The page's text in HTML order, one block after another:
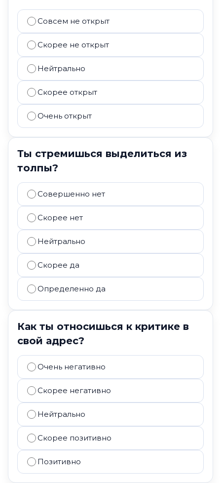
Совсем не открыт
Скорее не открыт
Нейтрально
Скорее открыт
Очень открыт
Ты стремишься выделиться из
толпы?
Совершенно нет
Скорее нет
Нейтрально
Скорее да
Определенно да
Как ты относишься к критике в
свой адрес?
Очень негативно
Скорее негативно
Нейтрально
Скорее позитивно
Позитивно